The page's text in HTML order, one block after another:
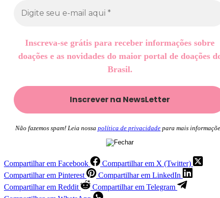
Inscreva-se grátis para receber informações sobre
doações e as novidades do maior portal de doações
Brasil.
Não fazemos spam! Leia nossa política de privacidade para mais
Compartilhar em Facebook
Compartilhar em X (Twitter)
Compartilhar em Pinterest
Compartilhar em LinkedIn
Compartilhar em Reddit
Compartilhar em Telegram